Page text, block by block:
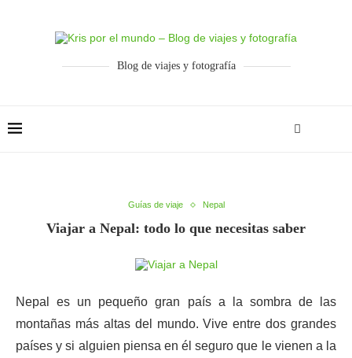
Blog de viajes y fotografía
Guías de viaje Nepal
Viajar a Nepal: todo lo que necesitas saber
Nepal es un pequeño gran país a la sombra de las
montañas más altas del mundo. Vive entre dos grandes
países y si alguien piensa en él seguro que le vienen a la